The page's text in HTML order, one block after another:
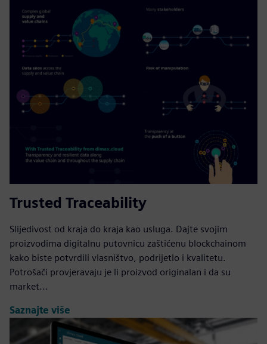
Trusted Traceability
Slijedivost od kraja do kraja kao usluga. Dajte svojim
proizvodima digitalnu putovnicu zaštićenu blockchainom
kako biste potvrdili vlasništvo, podrijetlo i kvalitetu.
Potrošači provjeravaju je li proizvod originalan i da su
market...
Saznajte više